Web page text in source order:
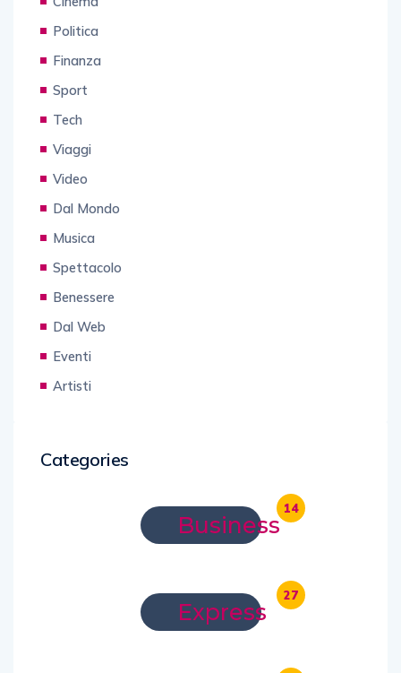
Politica
Finanza
Sport
Tech
Viaggi
Video
Dal Mondo
Musica
Spettacolo
Benessere
Dal Web
Eventi
Artisti
Categories
Business
14
Express
27